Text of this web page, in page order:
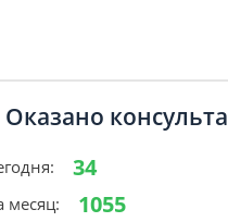
Оказано
34
месяц: 1055